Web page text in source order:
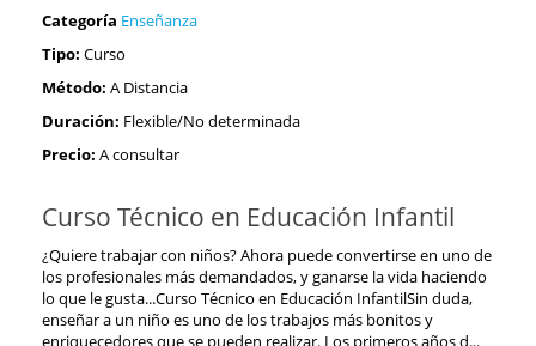
Categoría Enseñanza
Tipo: Curso
Método: A Distancia
Duración: Flexible/No determinada
Precio: A consultar
Curso Técnico en Educación Infantil
¿Quiere trabajar con niños? Ahora puede convertirse en uno de
los profesionales más demandados, y ganarse la vida haciendo
lo que le gusta...Curso Técnico en Educación InfantilSin duda,
enseñar a un niño es uno de los trabajos más bonitos y
enriquecedores que se pueden realizar. Los primeros años d...